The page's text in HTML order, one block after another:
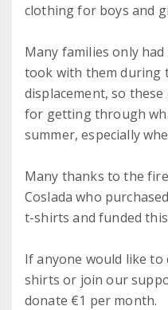
clothing for boys and
Many families only
took with them during
displacement, so
for getting through
summer, especially
Many thanks to the
Coslada who
t-shirts and funded
If anyone would like
shirts or join our
donate €1 per month.